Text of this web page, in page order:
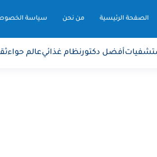
الصفحة الرئيسية من نحن سياسة
أفضل دكتورنظام غذائيعالم حواء